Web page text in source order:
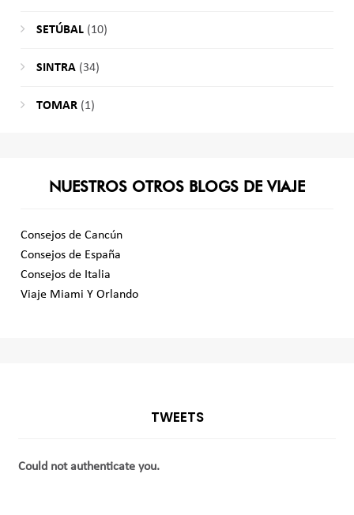
SETÚBAL(10)
SINTRA(34)
TOMAR(1)
NUESTROS OTROS BLOGS DE VIAJE
Consejos de Cancún
Consejos de España
Consejos de Italia
Viaje Miami Y Orlando
TWEETS
Could not authenticate you.